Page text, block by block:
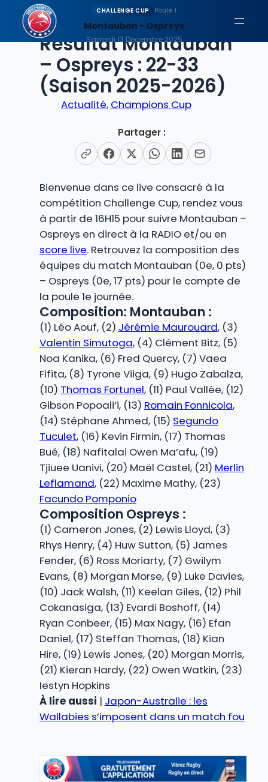
contenu
EN DIRECT
Résultat Montauban
– Ospreys : 22-33
(Saison 2025-2026)
Actualité, Champions Cup
Partager :
Bienvenue dans ce live consacré à la
compétition Challenge Cup, rendez vous
à partir de 16H15 pour suivre Montauban –
Ospreys en direct à la RADIO et/ou en
score live. Retrouvez la composition des
équipes du match Montauban (0e, 0 pts)
– Ospreys (0e, 17 pts) pour le compte de
la poule 1e journée.
Composition: Montauban :
(1) Léo Aouf, (2) Jérémie Maurouard, (3)
Valentin Simutoga, (4) Clément Bitz, (5)
Noa Kanika, (6) Fred Quercy, (7) Vaea
Fifita, (8) Tyrone Viiga, (9) Hugo Zabalza,
(10) Thomas Fortunel, (11) Paul Vallée, (12)
Gibson Popoali’i, (13) Romain Fonnicola,
(14) Stéphane Ahmed, (15) Segundo
Tuculet, (16) Kevin Firmin, (17) Thomas
Bué, (18) Nafitalai Owen Ma’afu, (19)
Tjiuee Uanivi, (20) Maël Castel, (21) Merlin
Leflamand, (22) Maxime Mathy, (23)
Facundo Pomponio
Composition Ospreys :
(1) Cameron Jones, (2) Lewis Lloyd, (3)
Rhys Henry, (4) Huw Sutton, (5) James
Fender, (6) Ross Moriarty, (7) Gwilym
Evans, (8) Morgan Morse, (9) Luke Davies,
(10) Jack Walsh, (11) Keelan Giles, (12) Phil
Cokanasiga, (13) Evardi Boshoff, (14)
Ryan Conbeer, (15) Max Nagy, (16) Efan
Daniel, (17) Steffan Thomas, (18) Kian
Hire, (19) Lewis Jones, (20) Morgan Morris,
(21) Kieran Hardy, (22) Owen Watkin, (23)
Iestyn Hopkins
À lire aussi | Japon-Australie : les
Wallabies s’imposent dans un match fou
CHALLENGE CUP Poule 1
Montauban - Ospreys
Samedi 13 Décembre 2025